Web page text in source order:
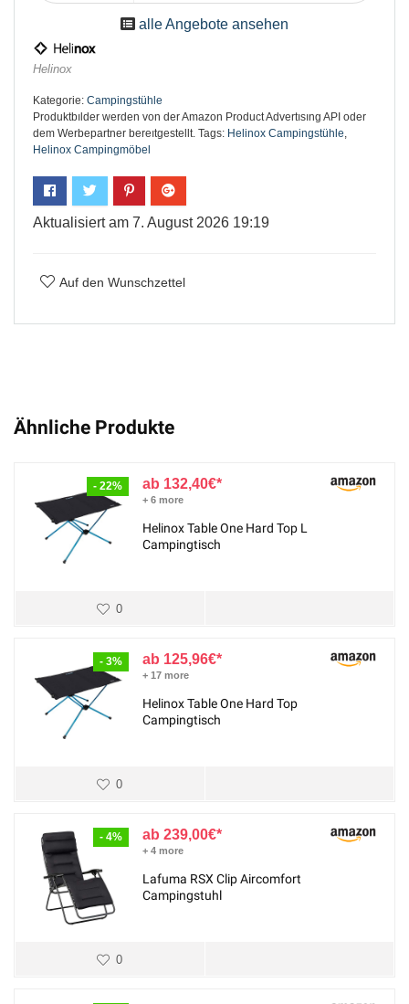
alle Angebote ansehen
Helinox
Kategorie: Campingstühle
Produktbılder werden von der Amazon Product Advertısıng API oder
dem Werbepartner bereıtgestellt. Tags: Helinox Campingstühle,
Helinox Campingmöbel
Aktualisiert am 7. August 2026 19:19
Auf den Wunschzettel
Ähnliche Produkte
- 22% 132,40€
+ 6 more
Helinox Table One Hard Top L
Campingtisch
0
- 3% 125,96€
+ 17 more
Helinox Table One Hard Top
Campingtisch
0
- 4% 239,00€
+ 4 more
Lafuma RSX Clip Aircomfort
Campingstuhl
0